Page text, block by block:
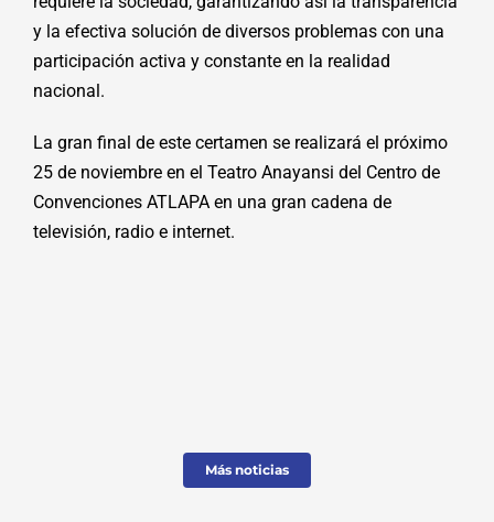
y la efectiva solución de diversos problemas con una
participación activa y constante en la realidad
nacional.
La gran final de este certamen se realizará el próximo
25 de noviembre en el Teatro Anayansi del Centro de
Convenciones ATLAPA en una gran cadena de
televisión, radio e internet.
Más noticias